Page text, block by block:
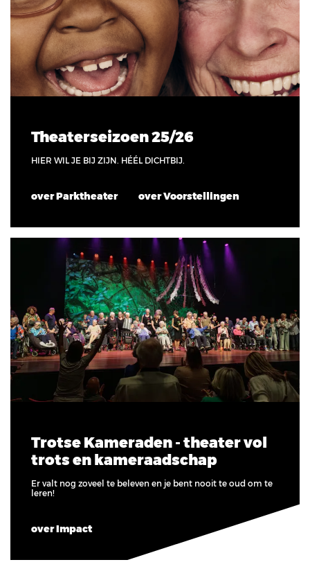
Theaterseizoen 25/26
HIER WIL JE BIJ ZIJN. HÉÉL DICHTBIJ.
over Parktheater over Voorstellingen
Trotse Kameraden - theater vol
trots en kameraadschap
Er valt nog zoveel te beleven en je bent nooit te oud om te
leren!
over Impact